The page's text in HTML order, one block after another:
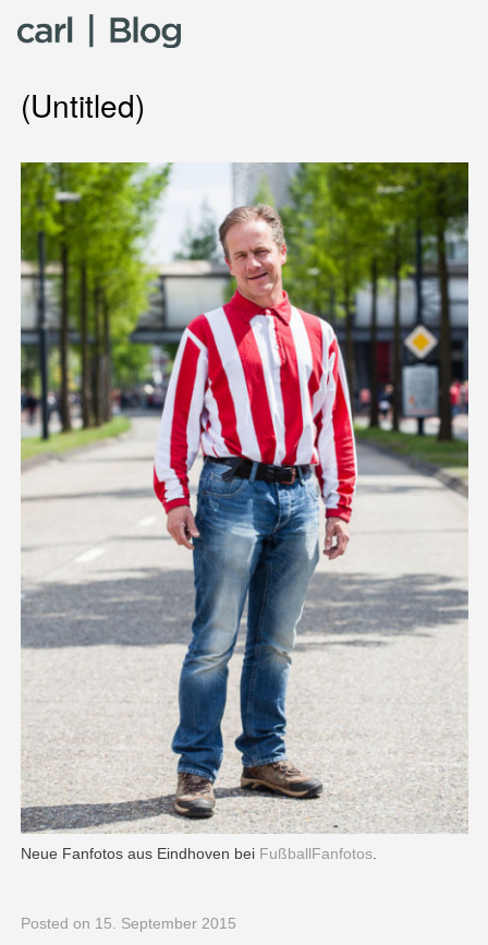
Skip to content
(Untitled)
Neue Fanfotos aus Eindhoven bei FußballFanfotos.
Posted on 15. September 2015